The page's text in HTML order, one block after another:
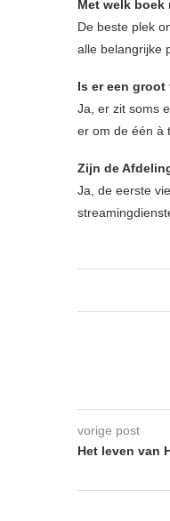
Met welk boek
De beste plek
alle belangrijke
Is er een
Ja, er zit soms
er om de één à
Zijn de
Ja, de eerste
vorige post
Het leven van